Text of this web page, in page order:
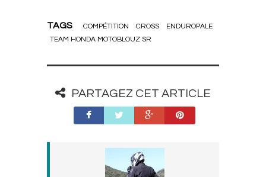
TAGS COMPÉTITION CROSS
ENDUROPALE
TEAM HONDA MOTOBLOUZ SR
PARTAGEZ CET ARTICLE